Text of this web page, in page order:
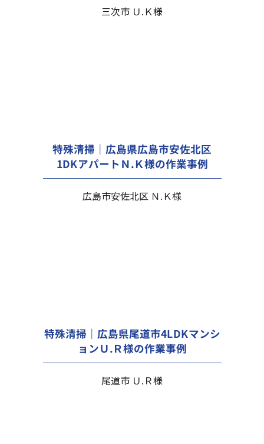
三次市 Ｕ.Ｋ様
特殊清掃｜広島県広島市安佐北区
1DKアパートＮ.Ｋ様の作業事例
広島市安佐北区 Ｎ.Ｋ様
特殊清掃｜広島県尾道市4LDKマンシ
ョンＵ.Ｒ様の作業事例
尾道市 Ｕ.Ｒ様